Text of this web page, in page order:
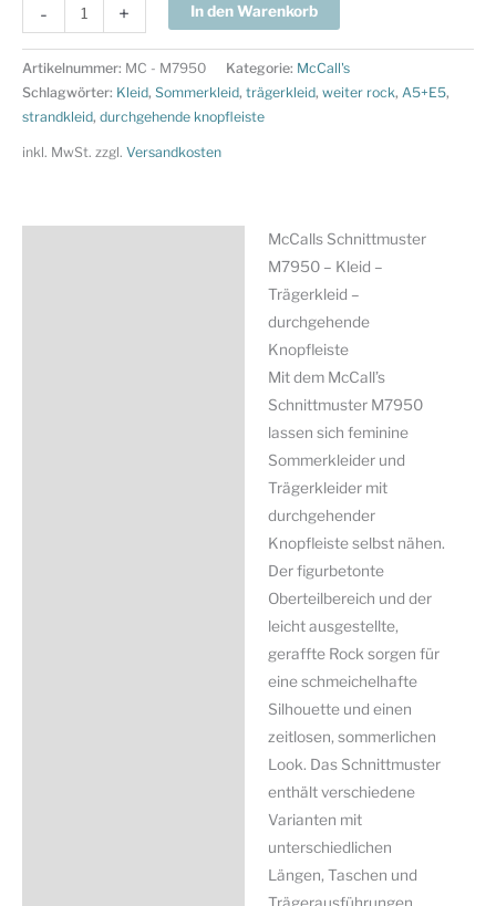
-
Schnittmuster
M7950
-
Kleid
-
durchgehende
+ In den Warenkorb
Artikelnummer: MC - M7950 Kategorie: McCall's
Schlagwörter: Kleid, Sommerkleid, trägerkleid, weiter rock, A5+E5,
strandkleid, durchgehende knopfleiste
inkl. MwSt. zzgl. Versandkosten
McCalls Schnittmuster
M7950 – Kleid –
Trägerkleid –
durchgehende
Knopfleiste
Mit dem McCall’s
Schnittmuster M7950
lassen sich feminine
Sommerkleider und
Trägerkleider mit
durchgehender
Knopfleiste selbst nähen.
Der figurbetonte
Oberteilbereich und der
leicht ausgestellte,
geraffte Rock sorgen für
eine schmeichelhafte
Silhouette und einen
zeitlosen, sommerlichen
Look. Das Schnittmuster
enthält verschiedene
Varianten mit
unterschiedlichen
Längen, Taschen und
Trägerausführungen.